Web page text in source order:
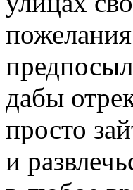
дабы
просто
и